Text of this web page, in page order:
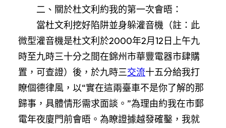
二、關於杜文利約我的第一次會晤：
當杜文利挖好陷阱並身躲灌音機（註：此
微型灌音機是杜文利於2000年2月12日上午九
時至九時三十分之間在錦州市華豐電器市肆購
置，可查證）後，於九時三交流十五分給我打
瞭個德律風，以“實在這兩臺車不是你了解的那
歸事，具體情形需求面談。”為理由約我在市郵
電年夜廈門前會晤。為瞭證據越發確鑿，我就